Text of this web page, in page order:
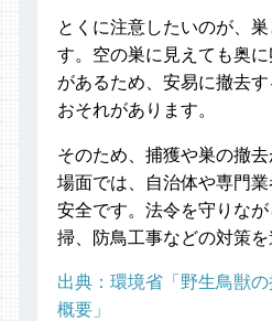
とくに注意したいのが、
す。空の巣に見えても奥
があるため、安易に撤去
おそれがあります。
そのため、捕獲や巣の撤
場面では、自治体や専門
安全です。法令を守りな
掃、防鳥工事などの対策を
出典：環境省「野生鳥獣
概要」